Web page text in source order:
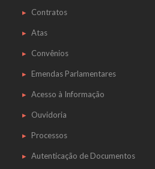
Contratos
Atas
Convênios
Emendas Parlamentares
Acesso à Informação
Ouvidoria
Processos
Autenticação de Documentos